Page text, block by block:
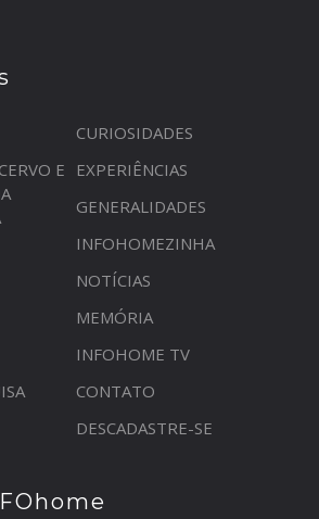
CURIOSIDADES
E
EXPERIÊNCIAS
GENERALIDADES
INFOHOMEZINHA
NOTÍCIAS
MEMÓRIA
INFOHOME TV
CONTATO
DESCADASTRE-SE